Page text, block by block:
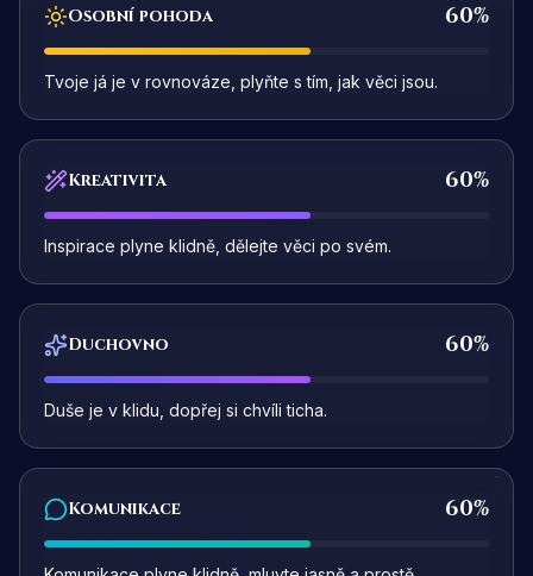
Osobní pohoda 60%
Tvoje já je v rovnováze, plyňte s tím, jak věci jsou.
Kreativita 60%
Inspirace plyne klidně, dělejte věci po svém.
Duchovno 60%
Duše je v klidu, dopřej si chvíli ticha.
Komunikace 60%